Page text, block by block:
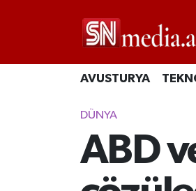
AVUSTURYA
DÜNYA
ABD